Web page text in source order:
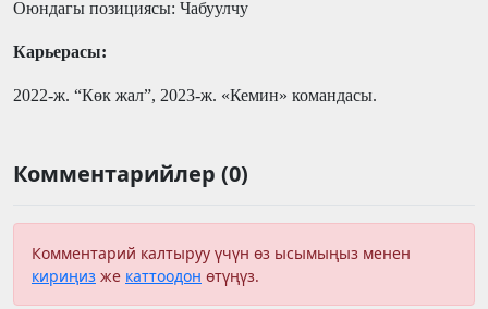
Оюндагы позициясы: Чабуулчу
Карьерасы:
2022-ж. “Көк жал”, 2023-ж. «Кемин» командасы.
Комментарийлер (0)
Комментарий калтыруу үчүн өз ысымыңыз менен
кириңиз же каттоодон өтүңүз.